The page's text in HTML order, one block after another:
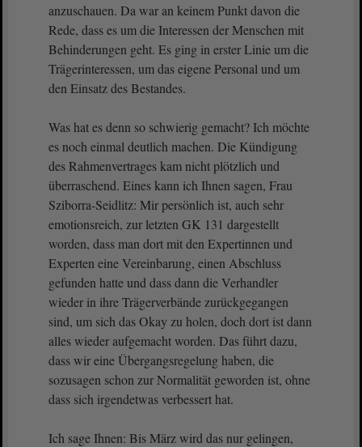
anzuschauen. Da war an keinem Punkt davon die
Rede, dass es um die Interessen der Menschen mit
Behinderungen geht. Es ging in erster Linie um die
Trägerinteressen, um das eigene Personal und um
den Einsatz des Bestandes.
Was hat es denn so schwierig gemacht? Ich möchte
es noch einmal deutlich machen. Die Kündigung
des Rahmenvertrages kam nicht plötzlich und
überraschend. Eines kann ich Ihnen sagen, Frau
Sziborra-Seidlitz: Mir persönlich ist, auch sehr
emotionsreich, zur letzten GK 131 dargestellt
worden, dass man dort mit den Expertinnen und
Experten eine Vereinbarung, einen Abschluss
gefunden hatte und dass dann die Verhandler
wieder in ihre Trägerverbände zurückgegangen
sind, um sich das Okay zu holen, doch dort ist dann
alles wieder aufgemacht worden. Das führt dazu,
dass wir eine Übergangsregelung haben, die
sozusagen schon zur Normalität geworden ist, ohne
dass sich irgendetwas verbessert hat.
Ich sage Ihnen: Bis März wird das nur gelingen,